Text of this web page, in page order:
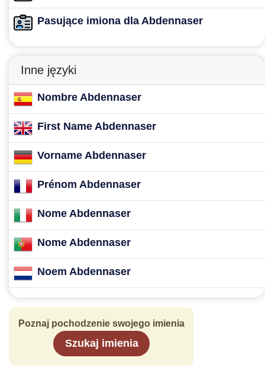
Pasujące imiona dla Abdennaser
Inne języki
Nombre Abdennaser
First Name Abdennaser
Vorname Abdennaser
Prénom Abdennaser
Nome Abdennaser
Nome Abdennaser
Noem Abdennaser
Poznaj pochodzenie swojego imienia
Szukaj imienia